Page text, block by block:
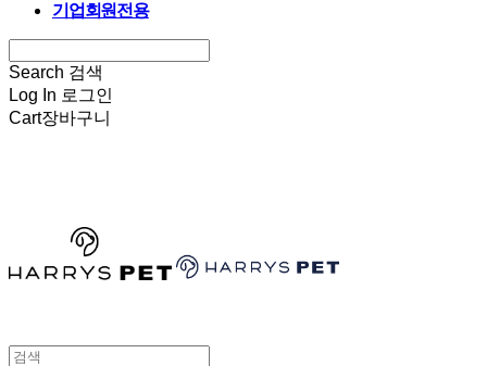
기업회원전용
Search 검색
Log In 로그인
Cart장바구니